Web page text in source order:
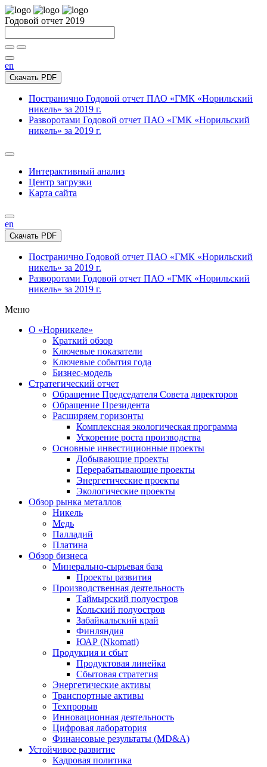
Годовой отчет 2019
en
Скачать PDF
Постранично Годовой отчет ПАО «ГМК «Норильский
никель» за 2019 г.
Разворотами Годовой отчет ПАО «ГМК «Норильский
никель» за 2019 г.
Интерактивный анализ
Центр загрузки
Карта сайта
en
Скачать PDF
Постранично Годовой отчет ПАО «ГМК «Норильский
никель» за 2019 г.
Разворотами Годовой отчет ПАО «ГМК «Норильский
никель» за 2019 г.
Меню
О «Норникеле»
Краткий обзор
Ключевые показатели
Ключевые события года
Бизнес-модель
Стратегический отчет
Обращение Председателя Совета директоров
Обращение Президента
Расширяем горизонты
Комплексная экологическая программа
Ускорение роста производства
Основные инвестиционные проекты
Добывающие проекты
Перерабатывающие проекты
Энергетические проекты
Экологические проекты
Обзор рынка металлов
Никель
Медь
Палладий
Платина
Обзор бизнеса
Минерально-сырьевая база
Проекты развития
Производственная деятельность
Таймырский полуостров
Кольский полуостров
Забайкальский край
Финляндия
ЮАР (Nkomati)
Продукция и сбыт
Продуктовая линейка
Сбытовая стратегия
Энергетические активы
Транспортные активы
Техпрорыв
Инновационная деятельность
Цифровая лаборатория
Финансовые результаты (MD&A)
Устойчивое развитие
Кадровая политика